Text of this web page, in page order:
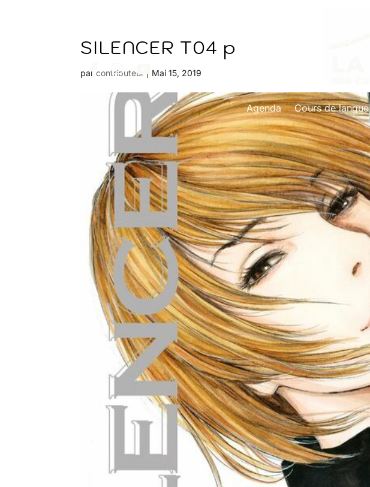
Agenda Cours de langue
SILENCER T04 p
parcontributeur | Mai 15, 2019